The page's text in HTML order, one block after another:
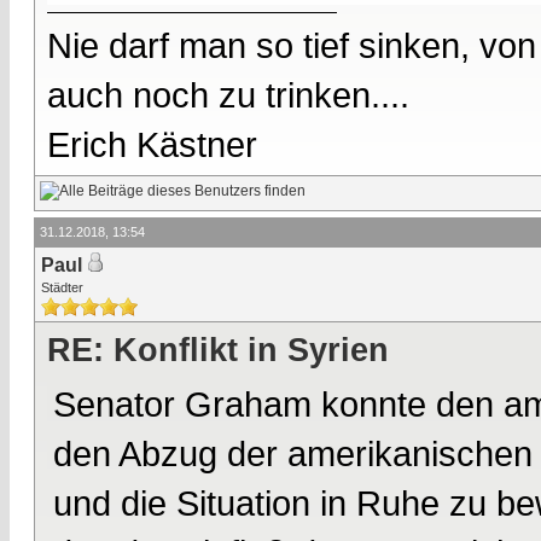
Nie darf man so tief sinken,
auch noch zu trinken....
Erich Kästner
31.12.2018, 13:54
Paul
Städter
RE: Konflikt in Syrien
Senator Graham konnte den
den Abzug der
und die Situation in Ruhe zu